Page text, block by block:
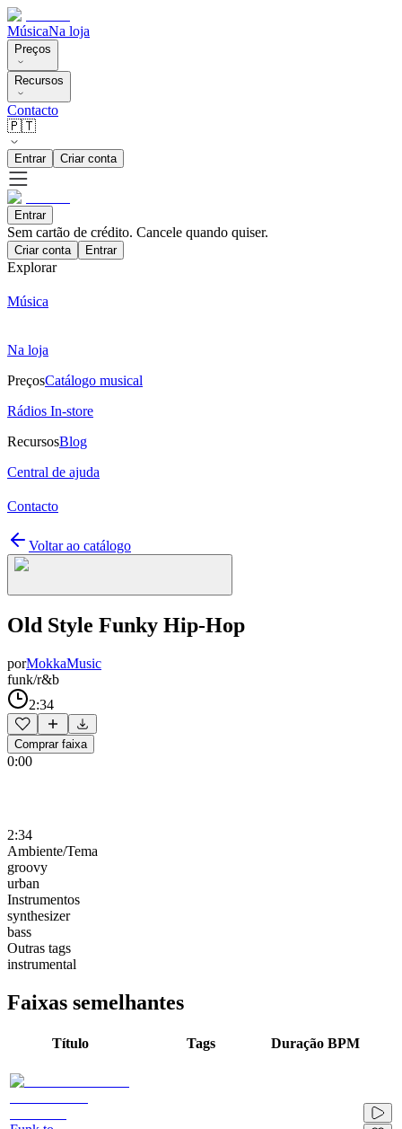
MúsicaNa loja
Preços
Recursos
Contacto
🇵🇹
Entrar Criar conta
Entrar
Sem cartão de crédito. Cancele quando quiser.
Criar conta Entrar
Explorar
Música
Na loja
PreçosCatálogo musical
Rádios In-store
RecursosBlog
Central de ajuda
Contacto
Voltar ao catálogo
Old Style Funky Hip-Hop
porMokkaMusic
funk/r&b
2:34
Comprar faixa
0:00
2:34
Ambiente/Tema
groovy
urban
Instrumentos
synthesizer
bass
Outras tags
instrumental
Faixas semelhantes
Título Tags Duração BPM